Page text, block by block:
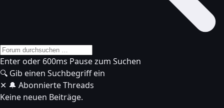
Enter oder 600ms Pause zum Suchen
🔍 Gib einen Suchbegriff ein
✕ 🔔 Abonnierte Threads
Keine neuen Beiträge.